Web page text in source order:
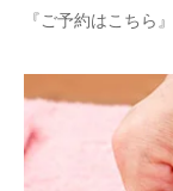
『ご予約はこちら』